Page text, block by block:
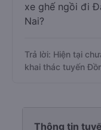
xe ghế ngồi đi
Nai?
Trả lời: Hiện tại
khai thác tuyến
Thông tin